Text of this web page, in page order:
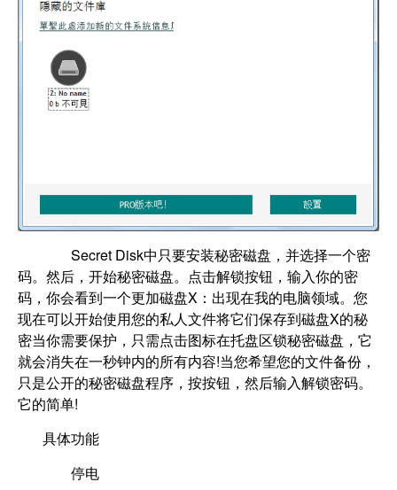
Secret Disk中只要安装秘密磁盘，并选择一个密
码。然后，开始秘密磁盘。点击解锁按钮，输入你的密
码，你会看到一个更加磁盘X：出现在我的电脑领域。您
现在可以开始使用您的私人文件将它们保存到磁盘X的秘
密当你需要保护，只需点击图标在托盘区锁秘密磁盘，它
就会消失在一秒钟内的所有内容!当您希望您的文件备份，
只是公开的秘密磁盘程序，按按钮，然后输入解锁密码。
它的简单!
具体功能
停电